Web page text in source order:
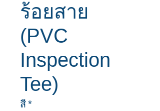
ร้อยสาย
(PVC
Inspection
Tee)
สี*